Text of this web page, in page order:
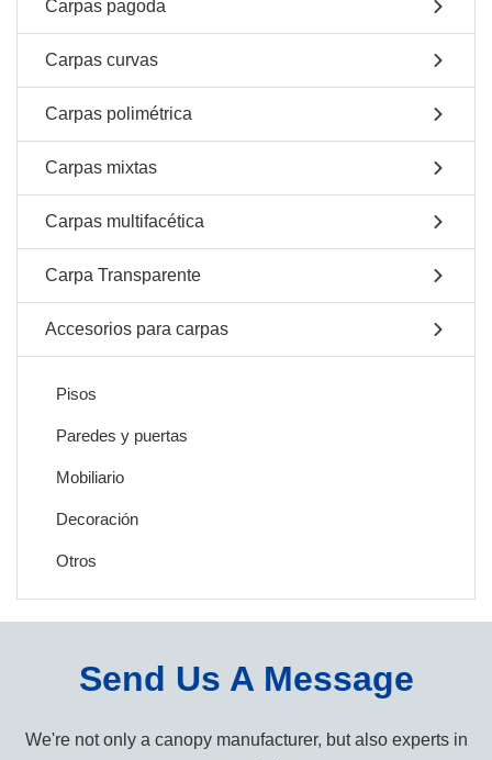
Carpas pagoda
Carpas curvas
Carpas polimétrica
Carpas mixtas
Carpas multifacética
Carpa Transparente
Accesorios para carpas
Pisos
Paredes y puertas
Mobiliario
Decoración
Otros
Send Us A Message
We're not only a canopy manufacturer, but also experts in